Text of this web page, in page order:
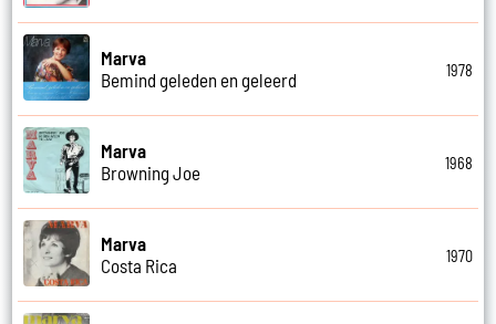
Marva
Bemind geleden en geleerd
1978
Marva
Browning Joe
1968
Marva
Costa Rica
1970